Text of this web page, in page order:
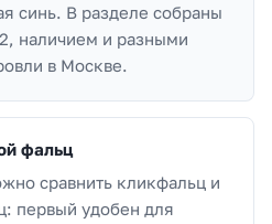
синь. В разделе собраны
наличием и разными
в Москве.
фальц
сравнить кликфальц и
первый удобен для